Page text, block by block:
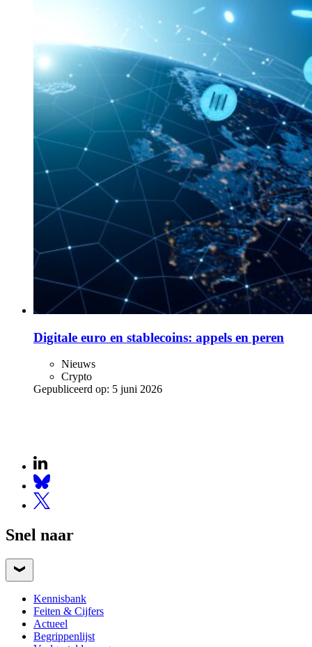
Digitale euro en stablecoins: appels en peren
Nieuws
Crypto
Gepubliceerd op: 5 juni 2026
Snel naar
Kennisbank
Feiten & Cijfers
Actueel
Begrippenlijst